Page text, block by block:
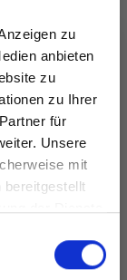
zu
anbieten
zu
zu Ihrer
für
Unsere
mit
bereitgestellt
zur
zu